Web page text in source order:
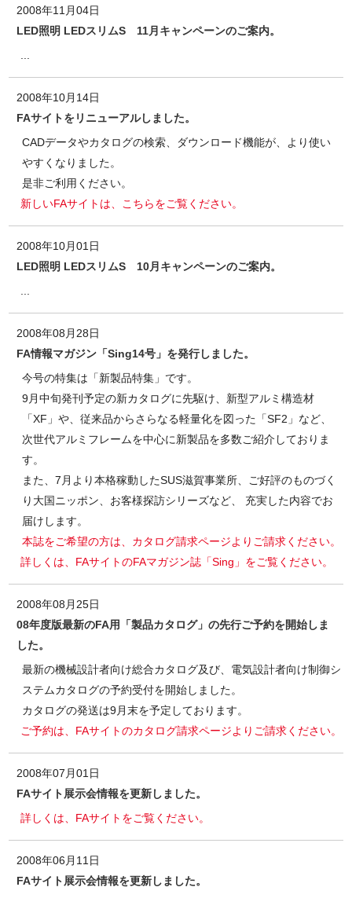
2008年11月04日
LED照明 LEDスリムS 11月キャンペーンのご案内。
...
2008年10月14日
FAサイトをリニューアルしました。
CADデータやカタログの検索、ダウンロード機能が、より使い
やすくなりました。
是非ご利用ください。
新しいFAサイトは、こちらをご覧ください。
2008年10月01日
LED照明 LEDスリムS 10月キャンペーンのご案内。
...
2008年08月28日
FA情報マガジン「Sing14号」を発行しました。
今号の特集は「新製品特集」です。
9月中旬発刊予定の新カタログに先駆け、新型アルミ構造材
「XF」や、従来品からさらなる軽量化を図った「SF2」など、
次世代アルミフレームを中心に新製品を多数ご紹介しておりま
す。
また、7月より本格稼動したSUS滋賀事業所、ご好評のものづく
り大国ニッポン、お客様探訪シリーズなど、 充実した内容でお
届けします。
本誌をご希望の方は、カタログ請求ページよりご請求ください。
詳しくは、FAサイトのFAマガジン誌「Sing」をご覧ください。
2008年08月25日
08年度版最新のFA用「製品カタログ」の先行ご予約を開始しま
した。
最新の機械設計者向け総合カタログ及び、電気設計者向け制御シ
ステムカタログの予約受付を開始しました。
カタログの発送は9月末を予定しております。
ご予約は、FAサイトのカタログ請求ページよりご請求ください。
2008年07月01日
FAサイト展示会情報を更新しました。
詳しくは、FAサイトをご覧ください。
2008年06月11日
FAサイト展示会情報を更新しました。